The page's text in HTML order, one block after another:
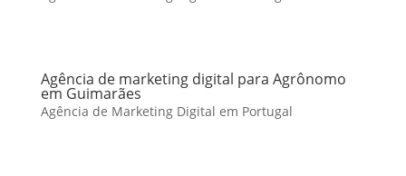
Agência de marketing digital para Agrônomo
em Guimarães
Agência de Marketing Digital em Portugal